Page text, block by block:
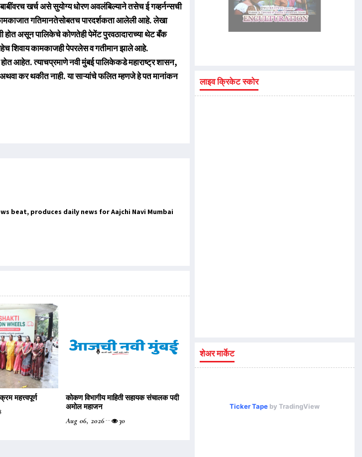
खर्च असे सुयोग्य धोरण अवलंबिल्याने तसेच ई गव्हर्नन्सची
गतिमानतेसोबतच पारदर्शकता आलेली आहे. लेखा
होत असून पालिकेचे कोणतेही पेमेंट पुरवठादाराच्या थेट बँक
शिवाय कामकाजही पेपरलेस व गतीमान झाले आहे.
होत आहेत. त्याचप्रमाणे नवी मुंबई पालिकेकडे महाराष्ट्र शासन,
कर थकीत नाही. या साऱ्यांचे फलित म्हणजे हे पत मानांकन
beat, produces daily news for Aajchi Navi Mumbai
महत्त्वपूर्ण
कोकण विभागीय माहिती सहायक संचालक पदी
अमोल महाजन
Aug 06, 2026
30
लाइव क्रिकेट स्कोर
शेअर मार्केट
Ticker Tapeby TradingView